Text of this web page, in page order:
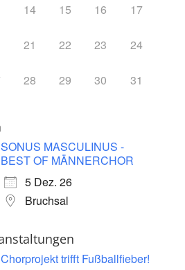
14 15 16 17
21 22 23 24
28 29 30 31
SONUS MASCULINUS -
BEST OF MÄNNERCHOR
5 Dez. 26
Bruchsal
Chorprojekt trifft Fußballfieber!